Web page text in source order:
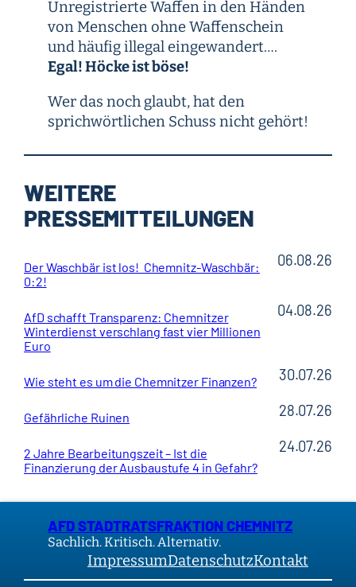
Unregistrierte Waffen in den Händen
von Menschen ohne Waffenschein
und häufig illegal eingewandert….
Egal! Höcke ist böse!
Wer das noch glaubt, hat den
sprichwörtlichen Schuss nicht gehört!
WEITERE
PRESSEMITTEILUNGEN
Der Waschbär ist los! Chemnitz-Waschbär:
0:2!
06.08.26
AfD schafft Transparenz: Chemnitzer
Winterdienst verschlang fast vier Millionen
Euro
04.08.26
Wie steht es um die Chemnitzer Finanzen? 30.07.26
Gefährliche Ruinen 28.07.26
2 Jahre Bearbeitungszeit – Ist die
Finanzierung der Ausbaustufe 4 in Gefahr?
24.07.26
AFD STADTRATSFRAKTION CHEMNITZ
Sachlich. Kritisch. Alternativ.
ImpressumDatenschutzKontakt